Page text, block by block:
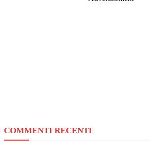
COMMENTI RECENTI